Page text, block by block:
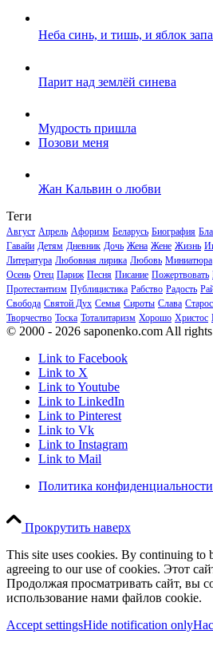
Неба синь, и тишь, и яблок
Парит над землёй синева
Мудрость пришла
Позови меня
Жан Кальвин о любви
Теги
Август Апрель Афоризм Беларусь Биография
Гавайи Детям Дневник Дочь Жена Жене Жизнь
Литература Любовная лирика Любовь Миниатюра
Осень Отец Париж Песня Писание Пожертвовать
Протестантизм Публицистика Рабство Радость
Свобода Святой Дух Семья Сироты Слава
Творчество Тоска Тоталитаризм Хорошо Христос
© 2000 - 2026 saponenko.com All rights
Link to Facebook
Link to X
Link to Youtube
Link to LinkedIn
Link to Pinterest
Link to Vk
Link to Instagram
Link to Mail
Политика конфиденциальности
Прокрутить наверх
This site uses cookies. By continuing to
agreeing to our use of cookies. Этот
Продолжая просматривать сайт, вы
использование нами файлов cookie.
Accept settingsHide notification only